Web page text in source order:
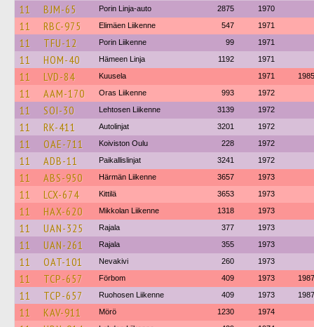
11 BJM-65 Porin Linja-auto 2875 1970
11 RBC-975 Elimäen Liikenne 547 1971
11 TFU-12 Porin Liikenne 99 1971
11 HOM-40 Hämeen Linja 1192 1971
11 LVD-84 Kuusela 1971 1985
11 AAM-170 Oras Liikenne 993 1972
11 SOI-30 Lehtosen Liikenne 3139 1972
11 RK-411 Autolinjat 3201 1972
11 OAE-711 Koiviston Oulu 228 1972
11 ADB-11 Paikallislinjat 3241 1972
11 ABS-950 Härmän Liikenne 3657 1973
11 LCX-674 Kittilä 3653 1973
11 HAX-620 Mikkolan Liikenne 1318 1973
11 UAN-325 Rajala 377 1973
11 UAN-261 Rajala 355 1973
11 OAT-101 Nevakivi 260 1973
11 TCP-657 Förbom 409 1973 1987
11 TCP-657 Ruohosen Liikenne 409 1973 1987
11 KAV-911 Mörö 1230 1974